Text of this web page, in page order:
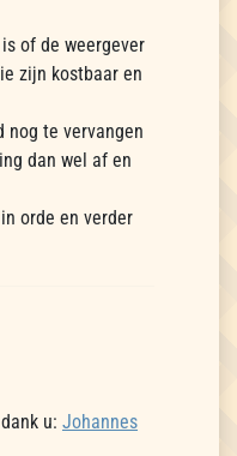
of de weergever
zijn kostbaar en
nog te vervangen
dan wel af en
orde en verder
u: Johannes